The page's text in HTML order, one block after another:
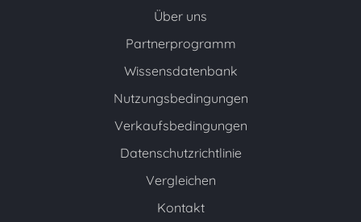
Über uns
Partnerprogramm
Wissensdatenbank
Nutzungsbedingungen
Verkaufsbedingungen
Datenschutzrichtlinie
Vergleichen
Kontakt